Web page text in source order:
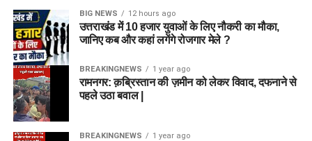
BIG NEWS 12 hours ago
उत्तराखंड में 10 हजार युवाओं के लिए नौकरी का मौका,
जानिए कब और कहां लगेंगे रोजगार मेले ?
BREAKINGNEWS 1 year ago
रामनगर: क़ब्रिस्तान की ज़मीन को लेकर विवाद, दफनाने से
पहले उठा बवाल |
BREAKINGNEWS 1 year ago